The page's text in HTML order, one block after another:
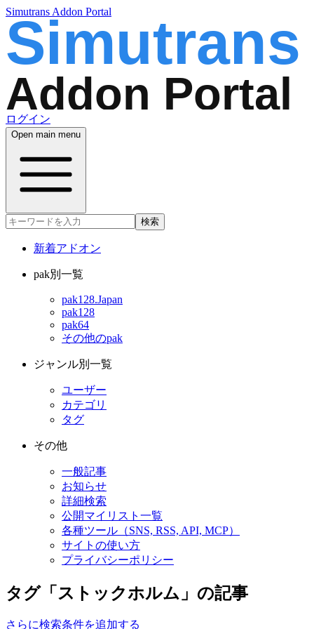
Simutrans Addon Portal
ログイン
Open main menu
検索
新着アドオン
pak別一覧
pak128.Japan
pak128
pak64
その他のpak
ジャンル別一覧
ユーザー
カテゴリ
タグ
その他
一般記事
お知らせ
詳細検索
公開マイリスト一覧
各種ツール（SNS, RSS, API, MCP）
サイトの使い方
プライバシーポリシー
タグ「ストックホルム」の記事
さらに検索条件を追加する